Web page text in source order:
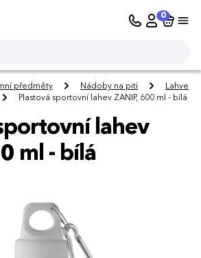
0
předměty Nádoby na pití
Lahve
Plastová sportovní lahev ZANIP, 600 ml - bílá
lahev
ml - bílá